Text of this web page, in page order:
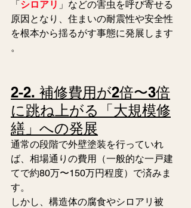
「シロアリ 」などの害虫を呼び寄せる
原因となり、住まいの耐震性や安全性
を根本から揺るがす事態に発展します
。
2-2. 補修費用が2倍〜3倍
に跳ね上がる「大規模修
繕」への発展
通常の段階で外壁塗装を行っていれ
ば、相場通りの費用（一般的な一戸建
てで約80万〜150万円程度）で済みま
す。
しかし、構造体の腐食やシロアリ被